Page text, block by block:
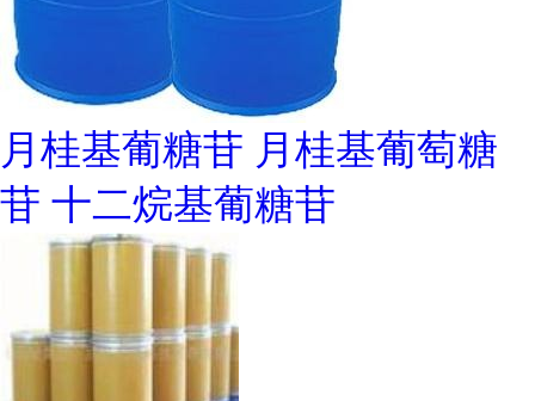
月桂基葡糖苷 月桂基葡萄糖
苷 十二烷基葡糖苷